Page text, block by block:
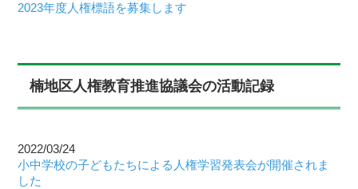
2023年度人権標語を募集します
2021/01/20
2019/11/29
人権標語の表彰と人権コンサートを開催しました
楠地区人権教育推進協議会の活動記録
2022/03/24
小中学校の子どもたちによる人権学習発表会が開催されま
した